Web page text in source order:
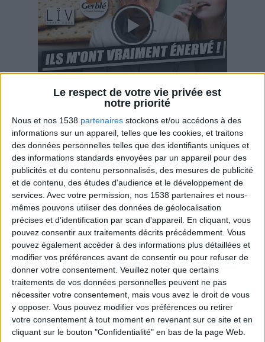
Le respect de votre vie privée est
notre priorité
Nous et nos 1538 partenaires stockons et/ou accédons à des
informations sur un appareil, telles que les cookies, et traitons
des données personnelles telles que des identifiants uniques et
des informations standards envoyées par un appareil pour des
publicités et du contenu personnalisés, des mesures de publicité
et de contenu, des études d'audience et le développement de
services. Avec votre permission, nos 1538 partenaires et nous-
mêmes pouvons utiliser des données de géolocalisation
précises et d’identification par scan d'appareil. En cliquant, vous
pouvez consentir aux traitements décrits précédemment. Vous
pouvez également accéder à des informations plus détaillées et
modifier vos préférences avant de consentir ou pour refuser de
donner votre consentement. Veuillez noter que certains
traitements de vos données personnelles peuvent ne pas
nécessiter votre consentement, mais vous avez le droit de vous
y opposer. Vous pouvez modifier vos préférences ou retirer
votre consentement à tout moment en revenant sur ce site et en
cliquant sur le bouton "Confidentialité" en bas de la page Web.
Ces marques diététiques : c'est n'importe quoi !
Webinaires en direct Voir tout
Peut-on remplacer la viande par des féculents ?
Consultation diététique du 05/08/2026